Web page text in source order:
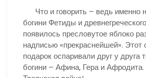
Что и говорить – ведь именно
богини Фетиды и
появилось пресловутое яблоко
надписью «прекраснейшей».
подарок оспаривали друг у друга
богини – Афина, Гера и